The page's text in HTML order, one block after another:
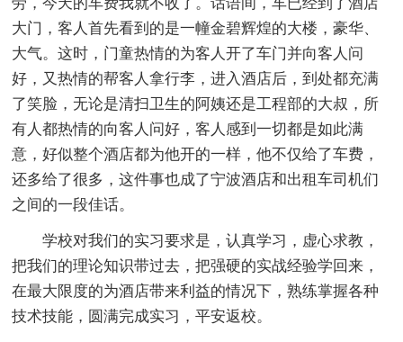
大门，客人首先看到的是一幢金碧辉煌的大楼，豪华、
大气。这时，门童热情的为客人开了车门并向客人问
好，又热情的帮客人拿行李，进入酒店后，到处都充满
了笑脸，无论是清扫卫生的阿姨还是工程部的大叔，所
有人都热情的向客人问好，客人感到一切都是如此满
意，好似整个酒店都为他开的一样，他不仅给了车费，
还多给了很多，这件事也成了宁波酒店和出租车司机们
之间的一段佳话。
学校对我们的实习要求是，认真学习，虚心求教，
把我们的理论知识带过去，把强硬的实战经验学回来，
在最大限度的为酒店带来利益的情况下，熟练掌握各种
技术技能，圆满完成实习，平安返校。